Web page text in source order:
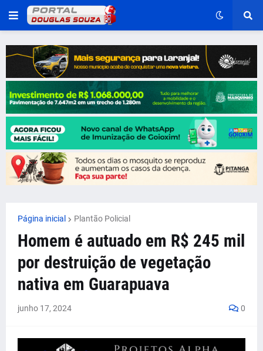
Página inicial Plantão Policial
Homem é autuado em R$ 245 mil
por destruição de vegetação
nativa em Guarapuava
junho 17, 2024 0